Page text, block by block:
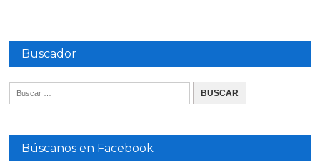
Buscador
Búscanos en Facebook